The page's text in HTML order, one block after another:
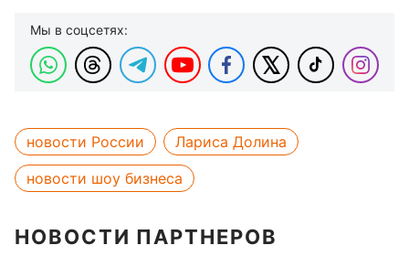
Мы в соцсетях:
новости России
Лариса Долина
новости шоу бизнеса
НОВОСТИ ПАРТНЕРОВ